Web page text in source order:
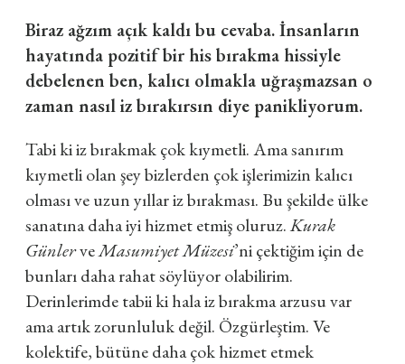
Biraz ağzım açık kaldı bu cevaba. İnsanların
hayatında pozitif bir his bırakma hissiyle
debelenen ben, kalıcı olmakla uğraşmazsan o
zaman nasıl iz bırakırsın diye panikliyorum.
Tabi ki iz bırakmak çok kıymetli. Ama sanırım
kıymetli olan şey bizlerden çok işlerimizin kalıcı
olması ve uzun yıllar iz bırakması. Bu şekilde ülke
sanatına daha iyi hizmet etmiş oluruz.Kurak
GünlerveMasumiyet Müzesi’ni çektiğim için de
bunları daha rahat söylüyor olabilirim.
Derinlerimde tabii ki hala iz bırakma arzusu var
ama artık zorunluluk değil. Özgürleştim. Ve
kolektife, bütüne daha çok hizmet etmek